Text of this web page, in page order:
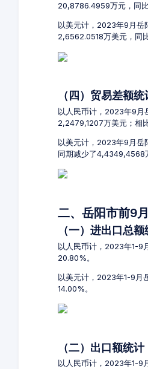
20,8786.4959万元，同比
以美元计，2023年9月岳
2,6562.0518万美元，同
（四）贸易差额统
以人民币计，2023年9月
2,2479,1207万美元；相
以美元计，2023年9月岳
同期减少了4,4349,4568
二、岳阳市前9
（一）进出口总
以人民币计，2023年1-9
20.80%。
以美元计，2023年1-9月
14.00%。
（二）出口额统计
以人民币计，2023年1-9